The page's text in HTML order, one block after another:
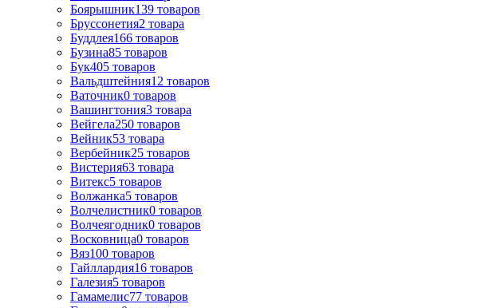
Боярышник139 товаров
Бруссонетия2 товара
Буддлея166 товаров
Бузина85 товаров
Бук405 товаров
Вальдштейния12 товаров
Ваточник0 товаров
Вашингтония3 товара
Вейгела250 товаров
Вейник53 товара
Вербейник25 товаров
Вистерия63 товара
Витекс5 товаров
Волжанка5 товаров
Волчелистник0 товаров
Волчеягодник0 товаров
Восковница0 товаров
Вяз100 товаров
Гайллардия16 товаров
Галезия5 товаров
Гамамелис77 товаров